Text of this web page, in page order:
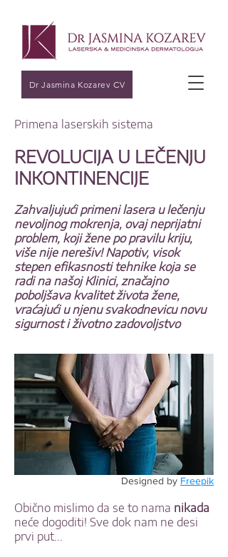
Dr Jasmina Kozarev CV
Primena laserskih sistema
REVOLUCIJA U LEČENJU
INKONTINENCIJE
Zahvaljujući primeni lasera u lečenju
nevoljnog mokrenja, ovaj neprijatni
problem, koji žene po pravilu kriju,
više nije nerešiv! Napotiv, visok
stepen efikasnosti tehnike koja se
radi na našoj Klinici, značajno
poboljšava kvalitet života žene,
vraćajući u njenu svakodnevicu novu
sigurnost i životno zadovoljstvo
Designed by Freepik
Obično mislimo da se to nama nikada
neće dogoditi! Sve dok nam ne desi
prvi put...